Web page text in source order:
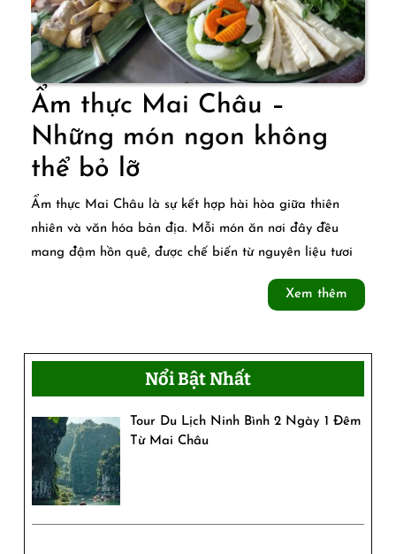
vùng
Mai
Châu
Ẩm thực Mai Châu –
Những món ngon không
thể bỏ lỡ
thực
Mai
Châu
món
ngon
không
lỡ
Ẩm thực Mai Châu là sự kết hợp hài hòa giữa thiên
nhiên và văn hóa bản địa. Mỗi món ăn nơi đây đều
mang đậm hồn quê, được chế biến từ nguyên liệu tươi
Xem thêm
thêm
Nổi Bật Nhất
Tour Du Lịch Ninh Bình 2 Ngày 1 Đêm
Từ Mai Châu